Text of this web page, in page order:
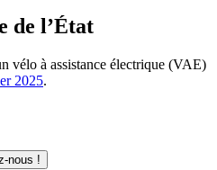
de l’État
vélo à assistance électrique (VAE)
2025.
nous !